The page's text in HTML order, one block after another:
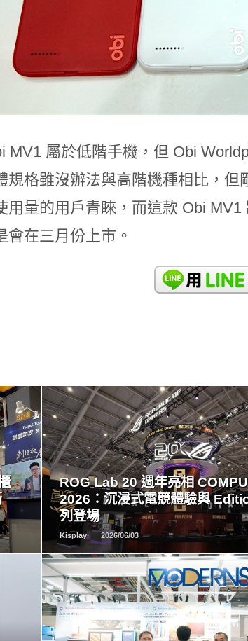
MV1 屬於低階手機，但 Obi
規格雖沒辦法與高階機種相比，
用量的用戶青睞，而這款 Obi
會在三月份上市。
ROG Lab 20 週年亮相
2026：沉浸式電競體驗與
列登場
Kisplay 2026/06/03
READ
MORE
READ
MORE